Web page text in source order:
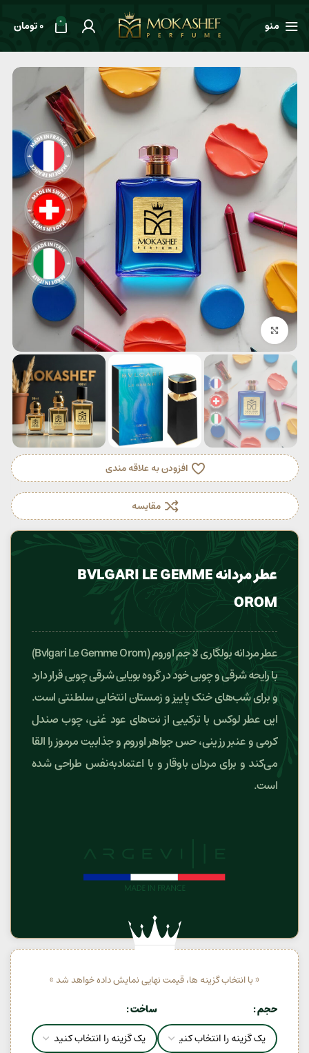
منو 0
0تومان
بزرگنمایی تصویر
افزودن به علاقه مندی
مقایسه
عطر مردانه BVLGARI LE GEMME
OROM
عطر مردانه بولگاری لا جم اوروم (Bvlgari Le Gemme Orom)
با رایحه شرقی و چوبی خود در گروه بویایی شرقی چوبی قرار دارد
و برای شب‌های خنک پاییز و زمستان انتخابی سلطنتی است.
این عطر لوکس با ترکیبی از نت‌های عود غنی، چوب صندل
کرمی و عنبر رزینی، حس جواهر اوروم و جذابیت مرموز را القا
می‌کند و برای مردان باوقار و با اعتمادبه‌نفس طراحی شده
است.
« با انتخاب گزینه ها، قیمت نهایی نمایش داده خواهد شد »
حجم ساخت